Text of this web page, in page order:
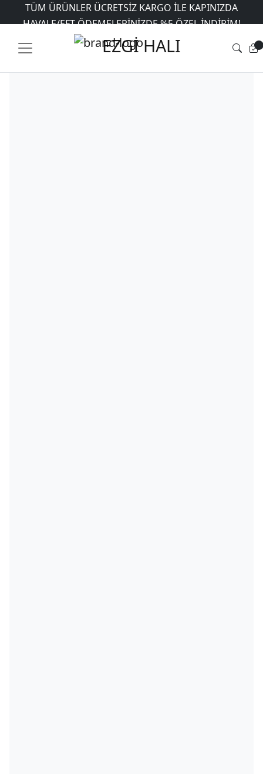
TÜM ÜRÜNLER ÜCRETSIZ KARGO İLE KAPINIZDA
HAVALE/EFT ÖDEMELERINIZDE %5 ÖZEL INDIRIM!
6 AYA VARAN TAKSIT İMKANI
EZGİ HALI
Ana Sayfa/Mağaza/Makine Halısı/Tuğra Halı/Novella/ Tuğra